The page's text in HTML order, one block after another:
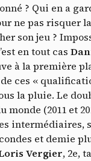
? Qui en a
ne pas risquer
son jeu ?
en tout cas
à la première
ces «
la pluie. Le
monde (2011 et
intermédiaires,
et demie
Vergier, 2e,